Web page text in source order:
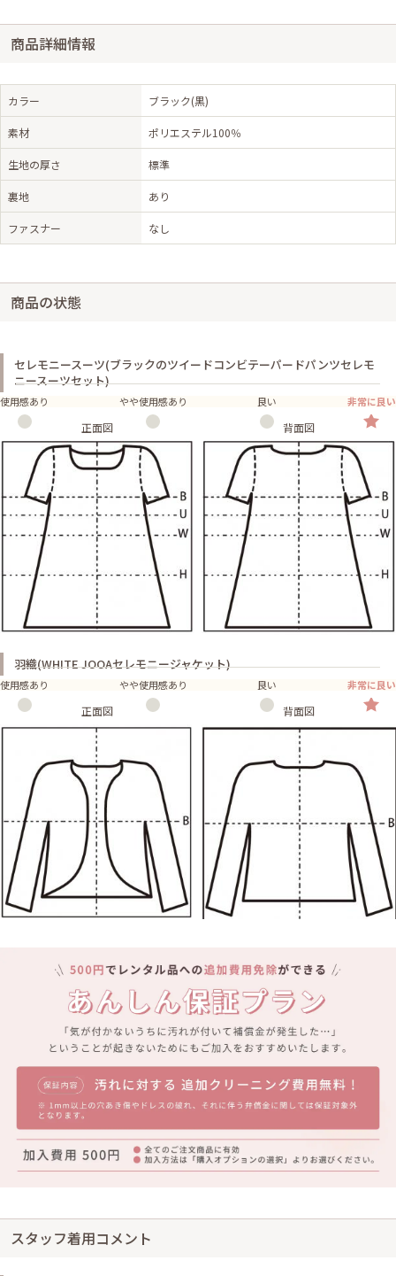
商品詳細情報
カラー ブラック(黒)
素材 ポリエステル100％
生地の厚さ 標準
裏地 あり
ファスナー なし
商品の状態
セレモニースーツ(ブラックのツイードコンビテーパードパンツセレモ
ニースーツセット)
使用感あり やや使用感あり 良い 非常に良い
正面図 背面図
羽織(WHITE JOOAセレモニージャケット)
使用感あり やや使用感あり 良い 非常に良い
正面図 背面図
スタッフ着用コメント